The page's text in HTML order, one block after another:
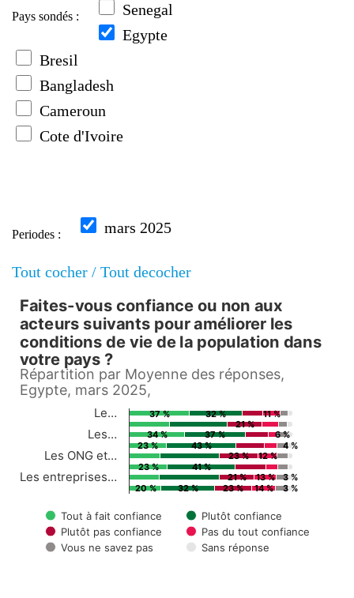
Pays sondés :
Senegal
Egypte
Bresil
Bangladesh
Cameroun
Cote d'Ivoire
Periodes : mars 2025
Tout cocher / Tout decocher
Faites-vous confiance ou
Bar chart with 6 data series.
Répartition par Moyenne des réponses, Egypte,
The chart has 1 X axis displaying Countries.
The chart has 1 Y axis displaying values. Data
Faites-vous confiance ou non aux
acteurs suivants pour améliorer les
conditions de vie de la population dans
votre pays ?
Répartition par Moyenne des réponses,
Egypte, mars 2025,
4 %
3 %
3 %
6 %
11 %
12 %
13 %
14 %
21 %
23 %
21 %
23 %
32 %
37 %
43 %
41 %
32 %
37 %
34 %
23 %
23 %
20 %
Tout à fait confiance
Plutôt confiance
Plutôt pas confiance
Pas du tout confiance
Vous ne savez pas
Sans réponse
Le…
Les…
Les ONG et…
Les entreprises…